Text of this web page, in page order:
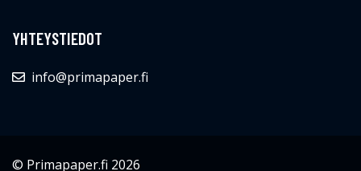
YHTEYSTIEDOT
info@primapaper.fi
© Primapaper.fi 2026